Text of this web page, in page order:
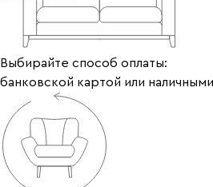
Выбирайте способ оплаты:
банковской картой или